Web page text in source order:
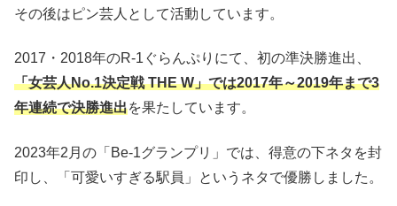
その後はピン芸人として活動しています。
2017・2018年のR-1ぐらんぷりにて、初の準決勝進出、
「女芸人No.1決定戦 THE W」では2017年～2019年まで3
年連続で決勝進出を果たしています。
2023年2月の「Be-1グランプリ」では、得意の下ネタを封
印し、「可愛いすぎる駅員」というネタで優勝しました。